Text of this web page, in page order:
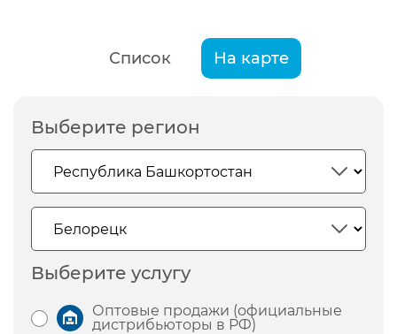
Список На карте
Выберите регион
Выберите услугу
Оптовые продажи (официальные
дистрибьюторы в РФ)